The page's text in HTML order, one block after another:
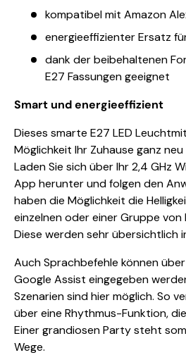
kompatibel mit Amazon
energieeffizienter Ersatz
dank der beibehaltenen
E27 Fassungen geeignet
Smart und energieeffizient
Dieses smarte E27 LED
Möglichkeit Ihr Zuhause ganz
Laden Sie sich über Ihr 2,4 GHz
App herunter und folgen den
haben die Möglichkeit die
einzelnen oder einer Gruppe
Diese werden sehr übersichtlich
Auch Sprachbefehle können
Google Assist eingegeben
Szenarien sind hier möglich. So
über eine Rhythmus-Funktion,
Einer grandiosen Party steht
Wege.